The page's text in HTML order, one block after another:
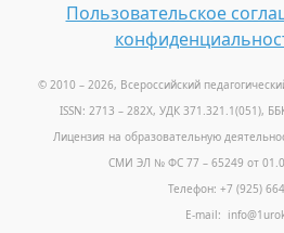
Пользовательское
© 2010 – 2026, Всероссийский
ISSN: 2713 – 282X, УДК 371.321.1(051),
Лицензия на образовательную
СМИ ЭЛ № ФС 77 – 65249 от
Телефон: +7 (925)
E-mail: